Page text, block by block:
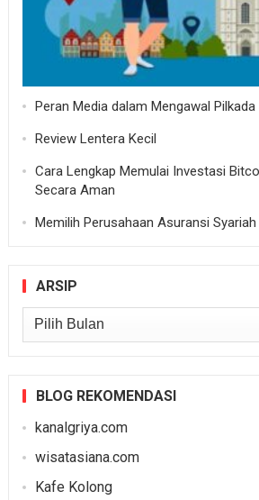
Peran Media dalam Mengawal
Review Lentera Kecil
Cara Lengkap Memulai Investasi
Secara Aman
Memilih Perusahaan Asuransi Syariah
ARSIP
Arsip
BLOG REKOMENDASI
kanalgriya.com
wisatasiana.com
Kafe Kolong